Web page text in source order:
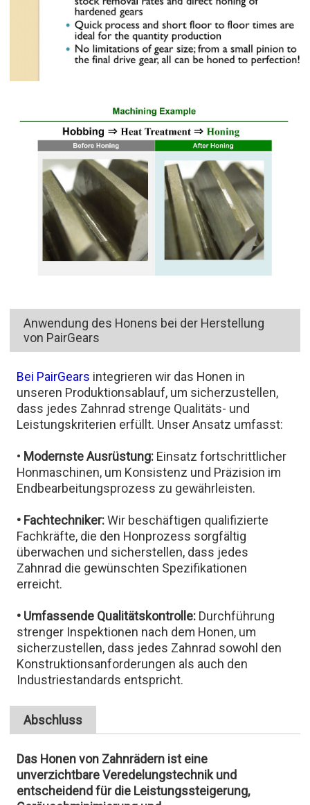
Anwendung des Honens bei der Herstellung
von PairGears
Bei PairGears integrieren wir das Honen in
unseren Produktionsablauf, um sicherzustellen,
dass jedes Zahnrad strenge Qualitäts- und
Leistungskriterien erfüllt. Unser Ansatz umfasst:
• Modernste Ausrüstung: Einsatz fortschrittlicher
Honmaschinen, um Konsistenz und Präzision im
Endbearbeitungsprozess zu gewährleisten.
• Fachtechniker:Wir beschäftigen qualifizierte
Fachkräfte, die den Honprozess sorgfältig
überwachen und sicherstellen, dass jedes
Zahnrad die gewünschten Spezifikationen
erreicht.
• Umfassende Qualitätskontrolle: Durchführung
strenger Inspektionen nach dem Honen, um
sicherzustellen, dass jedes Zahnrad sowohl den
Konstruktionsanforderungen als auch den
Industriestandards entspricht.
Abschluss
Das Honen von Zahnrädern ist eine
unverzichtbare Veredelungstechnik und
entscheidend für die Leistungssteigerung,